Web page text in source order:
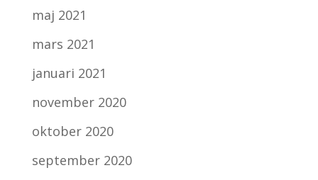
maj 2021
mars 2021
januari 2021
november 2020
oktober 2020
september 2020